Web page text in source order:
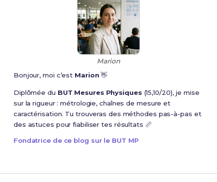
Marion
Bonjour, moi c’est Marion👋
Diplômée du BUT Mesures Physiques(15,10/20), je mise
sur la rigueur : métrologie, chaînes de mesure et
caractérisation. Tu trouveras des méthodes pas-à-pas et
des astuces pour fiabiliser tes résultats 📏
Fondatrice de ce blog sur le BUT MP